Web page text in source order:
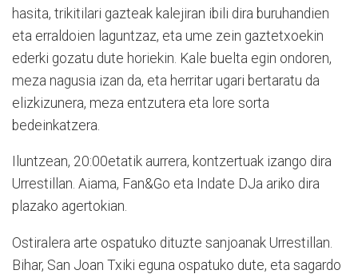
hasita, trikitilari gazteak kalejiran ibili dira buruhandien
eta erraldoien laguntzaz, eta ume zein gaztetxoekin
ederki gozatu dute horiekin. Kale buelta egin ondoren,
meza nagusia izan da, eta herritar ugari bertaratu da
elizkizunera, meza entzutera eta lore sorta
bedeinkatzera.
Iluntzean, 20:00etatik aurrera, kontzertuak izango dira
Urrestillan. Aiama, Fan&Go eta Indate DJa ariko dira
plazako agertokian.
Ostiralera arte ospatuko dituzte sanjoanak Urrestillan.
Bihar, San Joan Txiki eguna ospatuko dute, eta sagardo